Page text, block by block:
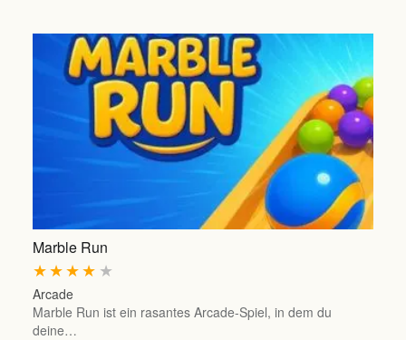
Marble Run
★
★
★
★
★
Arcade
Marble Run ist ein rasantes Arcade-Spiel, in dem du
deine…